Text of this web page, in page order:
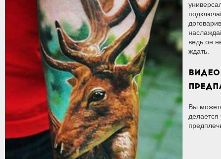
ведь он
ждать.
ВИДЕО
Вы
делается